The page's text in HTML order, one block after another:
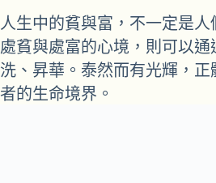
人生中的貧與富，不一定是
處貧與處富的心境，則可以
洗、昇華。泰然而有光輝，正
者的生命境界。